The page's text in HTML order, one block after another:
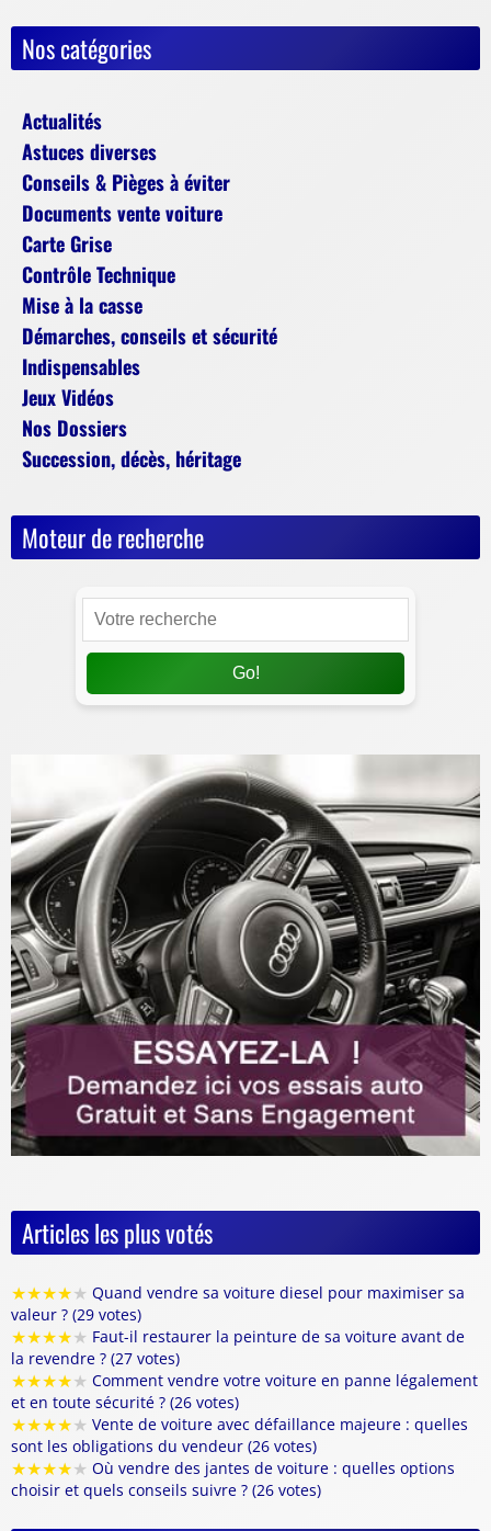
Nos catégories
Actualités
Astuces diverses
Conseils & Pièges à éviter
Documents vente voiture
Carte Grise
Contrôle Technique
Mise à la casse
Démarches, conseils et sécurité
Indispensables
Jeux Vidéos
Nos Dossiers
Succession, décès, héritage
Moteur de recherche
Go!
Articles les plus votés
★★★★★ Quand vendre sa voiture diesel pour maximiser sa
valeur ? (29 votes)
★★★★★ Faut-il restaurer la peinture de sa voiture avant de
la revendre ? (27 votes)
★★★★★ Comment vendre votre voiture en panne légalement
et en toute sécurité ? (26 votes)
★★★★★ Vente de voiture avec défaillance majeure : quelles
sont les obligations du vendeur (26 votes)
★★★★★ Où vendre des jantes de voiture : quelles options
choisir et quels conseils suivre ? (26 votes)